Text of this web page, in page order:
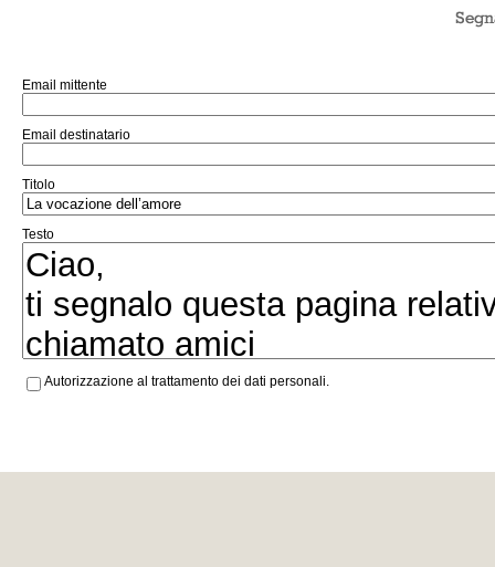
Email mittente
Email destinatario
Titolo
Testo
Autorizzazione al trattamento dei dati personali.